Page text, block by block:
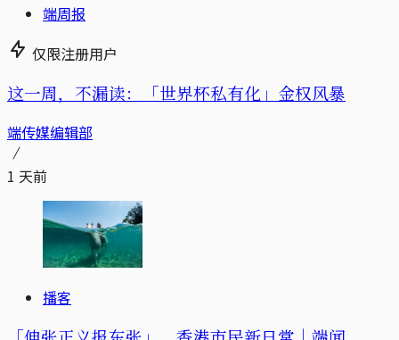
端周报
仅限注册用户
这一周，不漏读：「世界杯私有化」金权风暴
端传媒编辑部
1 天前
播客